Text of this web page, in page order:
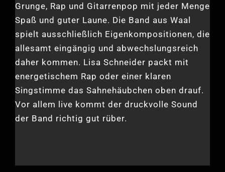
Grunge, Rap und Gitarrenpop mit jeder Menge
Spaß und guter Laune. Die Band aus Waal
spielt ausschließlich Eigenkompositionen, die
allesamt eingängig und abwechslungsreich
daher kommen. Lisa Schneider packt mit
energetischem Rap oder einer klaren
Singstimme das Sahnehäubchen oben drauf.
Vor allem live kommt der druckvolle Sound
der Band richtig gut rüber.